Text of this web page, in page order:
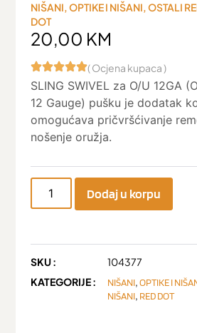
NIŠANI,OPTIKE I NIŠANI,OSTALI
DOT
20,00 KM
( Ocjena kupaca )
SLING SWIVEL za O/U 12GA
12 Gauge) pušku je dodatak
omogućava pričvršćivanje
nošenje oružja.
Dodaj u korpu
SKU :
104377
KATEGORIJE :
NIŠANI,OPTIKE I
NIŠANI, RED DOT